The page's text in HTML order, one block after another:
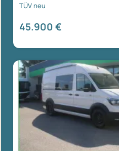
TÜV neu
45.900 €